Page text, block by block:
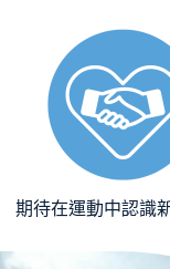
期待在運動中認識